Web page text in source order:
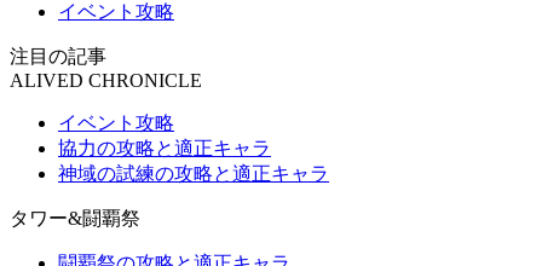
イベント攻略
注目の記事
ALIVED CHRONICLE
イベント攻略
協力の攻略と適正キャラ
神域の試練の攻略と適正キャラ
タワー&闘覇祭